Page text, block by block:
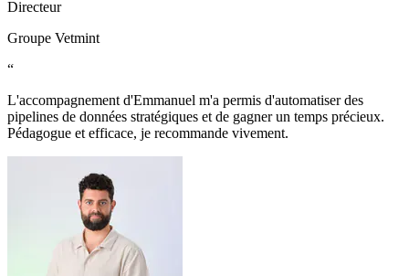
Directeur
Groupe Vetmint
“
L'accompagnement d'Emmanuel m'a permis d'automatiser des
pipelines de données stratégiques et de gagner un temps précieux.
Pédagogue et efficace, je recommande vivement.